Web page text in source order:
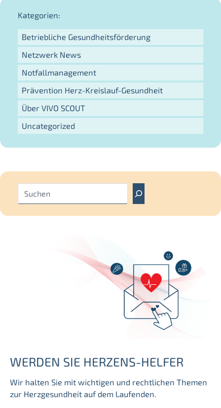
Kategorien:
Betriebliche Gesundheitsförderung
Netzwerk News
Notfallmanagement
Prävention Herz-Kreislauf-Gesundheit
Über VIVO SCOUT
Uncategorized
WERDEN SIE HERZENS-HELFER
Wir halten Sie mit wichtigen und rechtlichen Themen
zur Herzgesundheit auf dem Laufenden.